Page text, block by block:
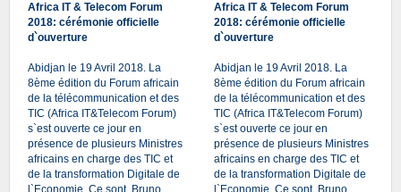
Africa IT & Telecom Forum
2018: cérémonie officielle
d`ouverture
Abidjan le 19 Avril 2018. La
8ème édition du Forum africain
de la télécommunication et des
TIC (Africa IT&Telecom Forum)
s`est ouverte ce jour en
présence de plusieurs Ministres
africains en charge des TIC et
de la transformation Digitale de
l`Economie. Ce sont, Bruno
Africa IT & Telecom Forum
2018: cérémonie officielle
d`ouverture
Abidjan le 19 Avril 2018. La
8ème édition du Forum africain
de la télécommunication et des
TIC (Africa IT&Telecom Forum)
s`est ouverte ce jour en
présence de plusieurs Ministres
africains en charge des TIC et
de la transformation Digitale de
l`Economie. Ce sont, Bruno